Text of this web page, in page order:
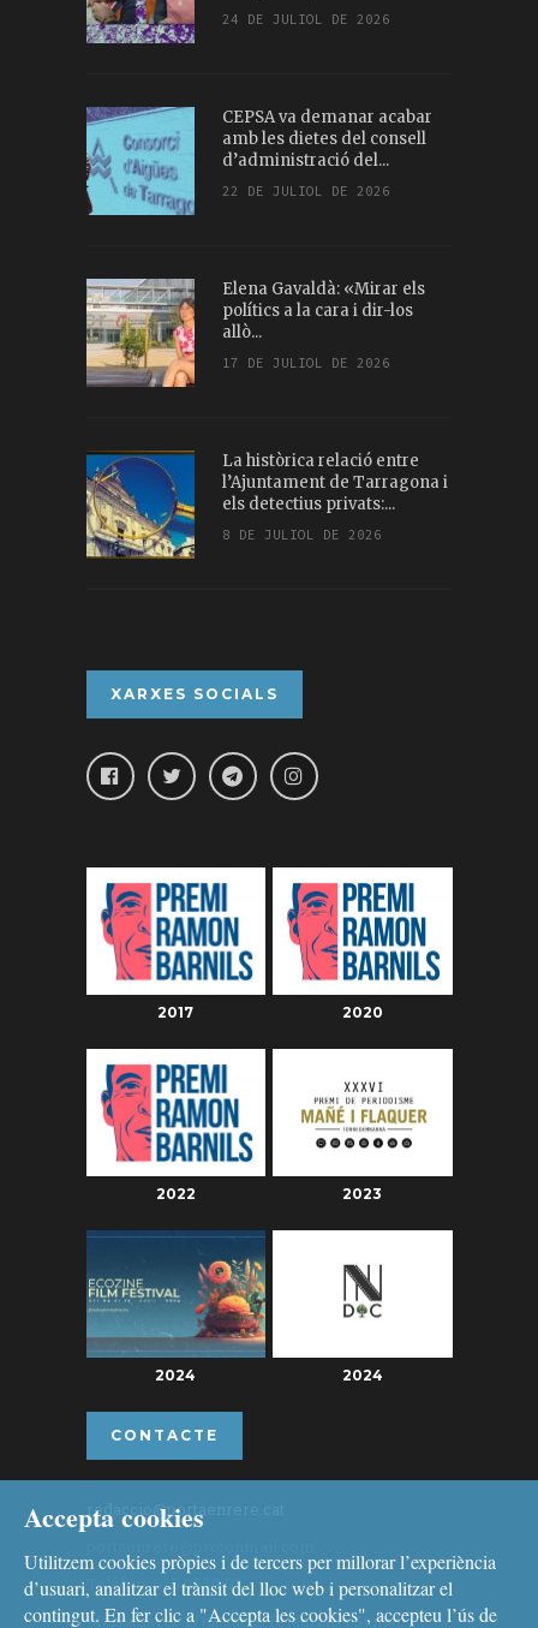
24 DE JULIOL DE 2026
CEPSA va demanar acabar
amb les dietes del consell
d’administració del...
22 DE JULIOL DE 2026
Elena Gavaldà: «Mirar els
polítics a la cara i dir-los
allò...
17 DE JULIOL DE 2026
La històrica relació entre
l’Ajuntament de Tarragona i
els detectius privats:...
8 DE JULIOL DE 2026
XARXES SOCIALS
2017 2020
2022 2023
2024 2024
CONTACTE
redaccio@portaenrere.cat
Telèfon: 626 26 19 93
Missatgeria: Whatsapp, Telegram i Signal
Accepta cookies
Utilitzem cookies pròpies i de tercers per millorar l’experiència
d’usuari, analitzar el trànsit del lloc web i personalitzar el
contingut. En fer clic a "Accepta les cookies", accepteu l’ús de